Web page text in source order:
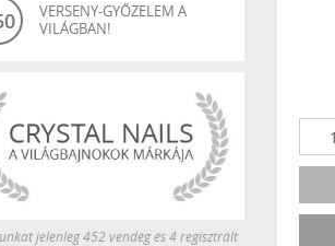
VERSENY-GYŐZELEM A
VILÁGBAN!
jelenleg 452 vendég és 4 regisztrált